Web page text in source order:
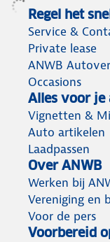
Regel het
Service &
Private lease
ANWB
Occasions
Alles voor je
Vignetten &
Auto artikelen
Laadpassen
Over ANWB
Werken bij
Vereniging en
Voor de pers
Voorbereid